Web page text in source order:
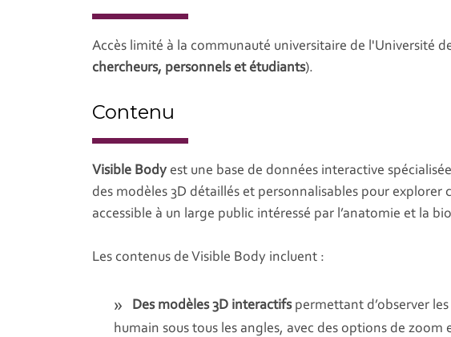
Accès limité à la communauté universitaire de l'Université
chercheurs, personnels et étudiants).
Contenu
Visible Body est une base de données interactive
des modèles 3D détaillés et personnalisables pour explorer
accessible à un large public intéressé par l’anatomie et la
Les contenus de Visible Body incluent :
Des modèles 3D interactifspermettant d’observer
humain sous tous les angles, avec des options de zoom